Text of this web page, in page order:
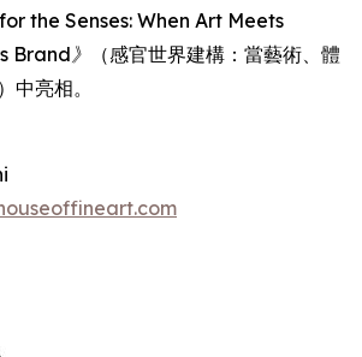
the Senses: When Art Meets
Brand》
（感官世界建構：當藝術、體
中亮相。